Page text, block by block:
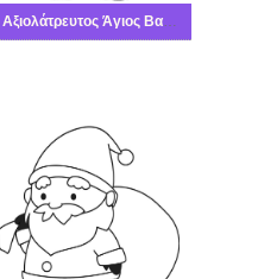
Αξιολάτρευτος Άγιος Βασίλης χαριτωμένος